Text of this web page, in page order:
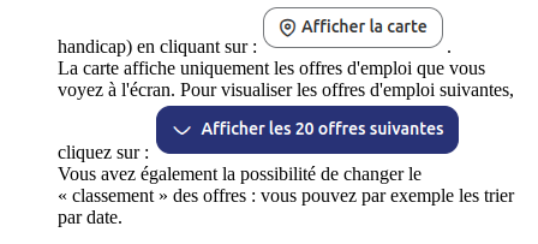
handicap) en cliquant sur :
.
La carte affiche uniquement les offres d'emploi que vous
voyez à l'écran. Pour visualiser les offres d'emploi suivantes,
cliquez sur :
Vous avez également la possibilité de changer le
« classement » des offres : vous pouvez par exemple les trier
par date.